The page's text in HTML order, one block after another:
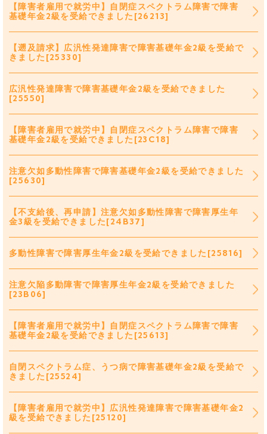
【障害者雇用で就労中】自閉症スペクトラム障害で障害
基礎年金2級を受給できました[26213]
【遡及請求】広汎性発達障害で障害基礎年金2級を受給で
きました[25330]
広汎性発達障害で障害基礎年金2級を受給できました
[25550]
【障害者雇用で就労中】自閉症スペクトラム障害で障害
基礎年金2級を受給できました[23C18]
注意欠如多動性障害で障害基礎年金2級を受給できました
[25630]
【不支給後、再申請】注意欠如多動性障害で障害厚生年
金3級を受給できました[24B37]
多動性障害で障害厚生年金2級を受給できました[25816]
注意欠陥多動障害で障害厚生年金2級を受給できました
[23B06]
【障害者雇用で就労中】自閉症スペクトラム障害で障害
基礎年金2級を受給できました[25613]
自閉スペクトラム症、うつ病で障害基礎年金2級を受給で
きました[25524]
【障害者雇用で就労中】広汎性発達障害で障害基礎年金2
級を受給できました[25120]